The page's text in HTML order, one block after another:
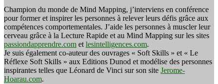
Champion du monde de Mind Mapping, j’interviens en conférence
pour former et inspirer les personnes à relever leurs défis grâce aux
compétences comportementales. J’aide les personnes à muscler leur
cerveau grâce à la Lecture Rapide et au Mind Mapping sur les sites
passiondapprendre.com et lesintelligences.com.
Je suis également co-auteur des ouvrages « Soft Skills » et « Le
Réflexe Soft Skills » aux Editions Dunod et modélise des personnes
inspirantes telles que Léonard de Vinci sur son site Jerome-
Hoarau.com.